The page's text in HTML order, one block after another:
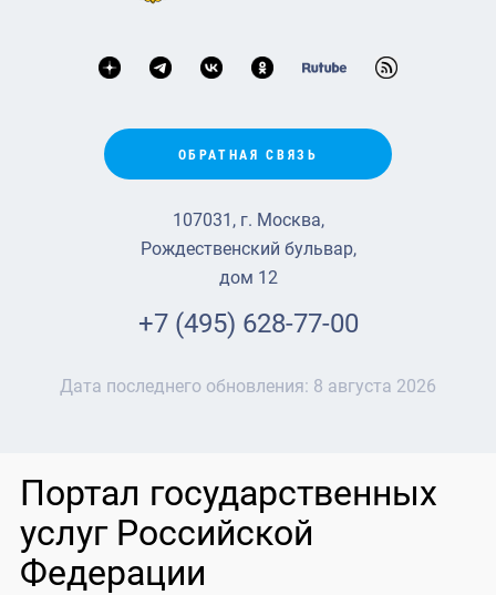
ОБРАТНАЯ СВЯЗЬ
107031, г. Москва,
Рождественский бульвар,
дом 12
+7 (495) 628-77-00
Дата последнего обновления: 8 августа 2026
Портал государственных
услуг Российской
Федерации